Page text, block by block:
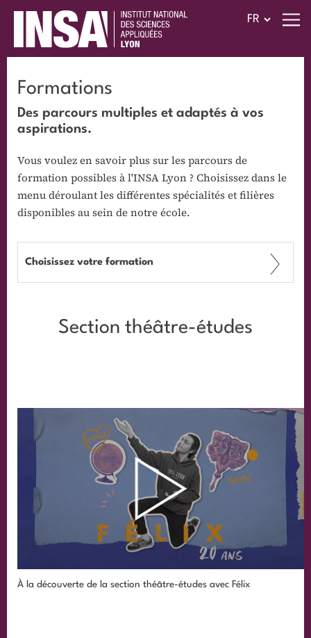
Formations
Des parcours multiples et adaptés à vos
aspirations.
Vous voulez en savoir plus sur les parcours de
formation possibles à l'INSA Lyon ? Choisissez dans le
menu déroulant les différentes spécialités et filières
disponibles au sein de notre école.
Choisissez votre formation
Section théâtre-études
À la découverte de la section théâtre-études avec Félix